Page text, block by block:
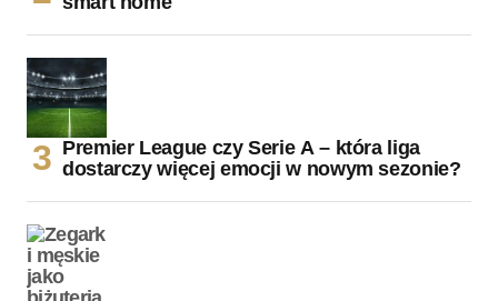
Premier League czy Serie A – która liga
dostarczy więcej emocji w nowym sezonie?